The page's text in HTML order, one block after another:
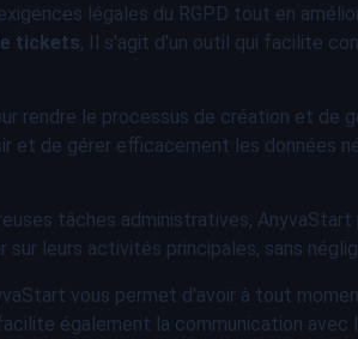
légales du RGPD tout en
tickets, Il s'agit d'un outil qui facilite
rendre le processus de création et de
et de gérer efficacement les données
tâches administratives,
leurs activités principales, sans
vous permet d'avoir à tout
également la communication